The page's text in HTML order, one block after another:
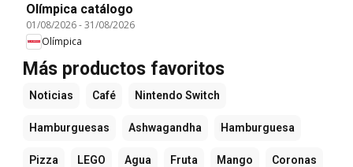
Olímpica catálogo
01/08/2026-31/08/2026
Olímpica
Más productos favoritos
Noticias Café Nintendo Switch
Hamburguesas Ashwagandha Hamburguesa
Pizza LEGO Agua Fruta Mango Coronas